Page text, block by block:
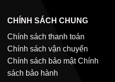
CHÍNH SÁCH CHUNG
Chính sách thanh toán
Chính sách vận chuyển
Chính sách bảo mật Chính
sách bảo hành